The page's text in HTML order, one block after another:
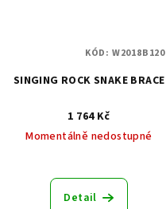
SINGING ROCK SNAKE BRACE
1 764 Kč
Momentálně nedostupné
Detail
KÓD: W2018B120